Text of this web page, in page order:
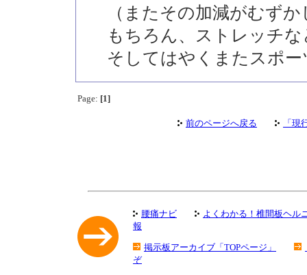
（またその加減がむず
もちろん、ストレッチ
そしてはやくまたスポ
Page: [1]
前のページへ戻る 「
腰痛ナビ
よくわかる！椎間板ヘル
報
掲示板アーカイブ「TOPページ」
ぞ